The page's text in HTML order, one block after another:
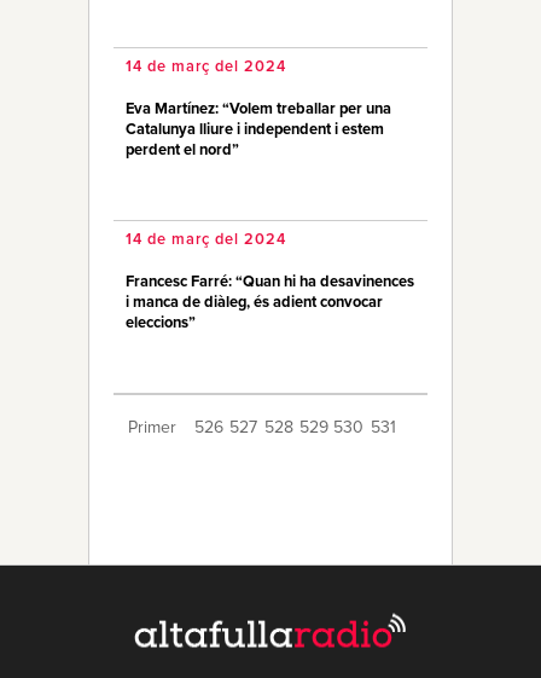
14 de març del 2024
Eva Martínez: “Volem treballar per una
Catalunya lliure i independent i estem
perdent el nord”
14 de març del 2024
Francesc Farré: “Quan hi ha desavinences
i manca de diàleg, és adient convocar
eleccions”
Primer 526 527 528 529 530 531
540 541 542 543 544 Últim